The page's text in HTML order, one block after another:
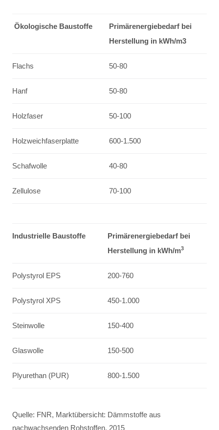
Ökologische Baustoffe
Primärenergiebedarf bei
Herstellung in kWh/m3
Flachs 50-80
Hanf 50-80
Holzfaser 50-100
Holzweichfaserplatte 600-1.500
Schafwolle 40-80
Zellulose 70-100
Industrielle Baustoffe
Primärenergiebedarf bei
Herstellung in kWh/m3
Polystyrol EPS 200-760
Polystyrol XPS 450-1.000
Steinwolle 150-400
Glaswolle 150-500
Plyurethan (PUR) 800-1.500
Quelle: FNR, Marktübersicht: Dämmstoffe aus
nachwachsenden Rohstoffen, 2015